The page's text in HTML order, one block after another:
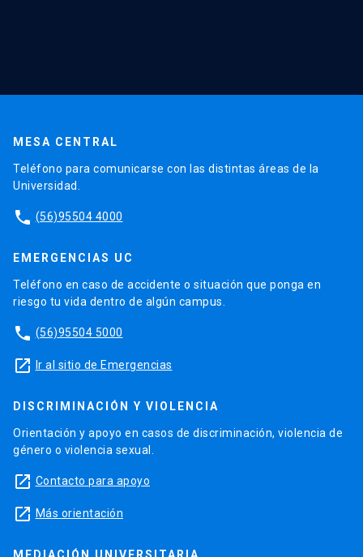
MESA CENTRAL
Teléfono para comunicarse con las distintas áreas de la
Universidad.
phone (56)95504 4000
EMERGENCIAS UC
Teléfono en caso de accidente o situación que ponga en
riesgo tu vida dentro de algún campus.
phone (56)95504 5000
launch Ir al sitio de Emergencias
DISCRIMINACIÓN Y VIOLENCIA
Orientación y apoyo en casos de discriminación, violencia de
género o violencia sexual.
launch Contacto para apoyo
launch Más orientación